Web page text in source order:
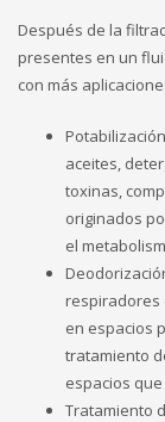
Después de la
presentes en un
con más
aceites,
toxinas,
originados
el
respiradores
en espacios
tratamiento
espacios
Tratamiento